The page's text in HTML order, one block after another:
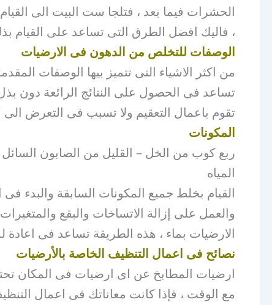
الحشرات فيما بعد ، فتلجا ست البيت الى
، فاليك افضل الطرق التى تساعد على القيام
الوصفات للتخلص من الدهون فى الارضيات
من اكثر الاشياء التى تتميز بيها الوصفات
تساعد فى الحصول على النتائج الرائعة
تقوم باعمال التعقيم ولا تسبب فى التعرض
المكونات
المياه
القيام بخلط جميع المكونات السابقة والبدء
والعمل على إزالة الاتساخات والبقع
الارضيات بماء ، هذه الطريقة تساعد فى
نصائح فى اعمال التنظيف الخاصة بالأرضيات
ارضيات المطابخ عن اى ارضيات فى المكان
مع الوقت ، فإذا كانت معاناتك فى اعمال